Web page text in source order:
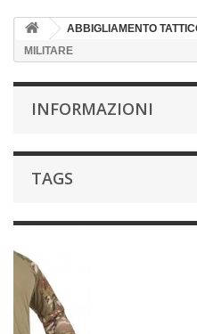
ABBIGLIAMENTO
MILITARE
INFORMAZIONI
TAGS